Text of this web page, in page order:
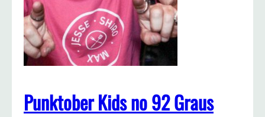
Punktober Kids no 92 Graus